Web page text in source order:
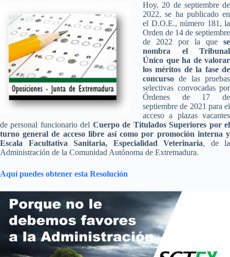
Hoy, 20 de septiembre de
2022, se ha publicado en
el D.O.E., número 181, la
Orden de 14 de septiembre
de 2022 por la que se
nombra el Tribunal
Único que ha de valorar
los méritos de la fase de
concurso de las pruebas
selectivas convocadas por
Órdenes de 17 de
septiembre de 2021 para el
acceso a plazas vacantes
de personal funcionario del Cuerpo de Titulados Superiores por el
turno general de acceso libre así como por promoción interna y
Escala Facultativa Sanitaria, Especialidad Veterinaria, de la
Administración de la Comunidad Autónoma de Extremadura.
Aquí puedes obtener esta Resolución